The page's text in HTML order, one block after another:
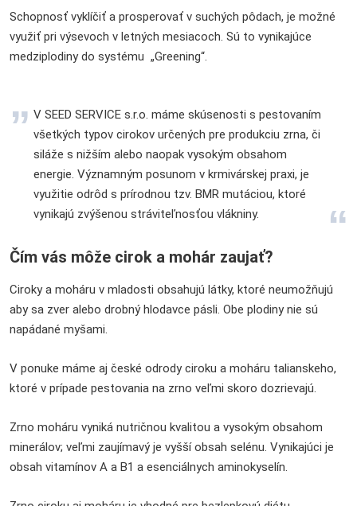
Schopnosť vyklíčiť a prosperovať v suchých pôdach, je možné
využiť pri výsevoch v letných mesiacoch. Sú to vynikajúce
medziplodiny do systému „Greening“.
V SEED SERVICE s.r.o. máme skúsenosti s pestovaním
všetkých typov cirokov určených pre produkciu zrna, či
siláže s nižším alebo naopak vysokým obsahom
energie. Významným posunom v krmivárskej praxi, je
využitie odrôd s prírodnou tzv. BMR mutáciou, ktoré
vynikajú zvýšenou stráviteľnosťou vlákniny.
Čím vás môže cirok a mohár zaujať?
Ciroky a moháru v mladosti obsahujú látky, ktoré neumožňujú
aby sa zver alebo drobný hlodavce pásli. Obe plodiny nie sú
napádané myšami.
V ponuke máme aj české odrody ciroku a moháru talianskeho,
ktoré v prípade pestovania na zrno veľmi skoro dozrievajú.
Zrno moháru vyniká nutričnou kvalitou a vysokým obsahom
minerálov; veľmi zaujímavý je vyšší obsah selénu. Vynikajúci je
obsah vitamínov A a B1 a esenciálnych aminokyselín.